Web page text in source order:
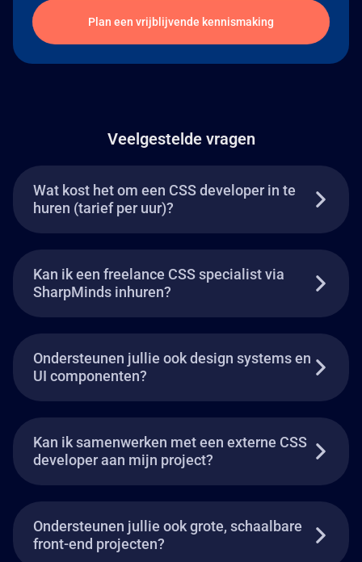
Plan een vrijblijvende kennismaking
Veelgestelde vragen
Wat kost het om een CSS developer in te
huren (tarief per uur)?
Kan ik een freelance CSS specialist via
SharpMinds inhuren?
Ondersteunen jullie ook design systems en
UI componenten?
Kan ik samenwerken met een externe CSS
developer aan mijn project?
Ondersteunen jullie ook grote, schaalbare
front-end projecten?